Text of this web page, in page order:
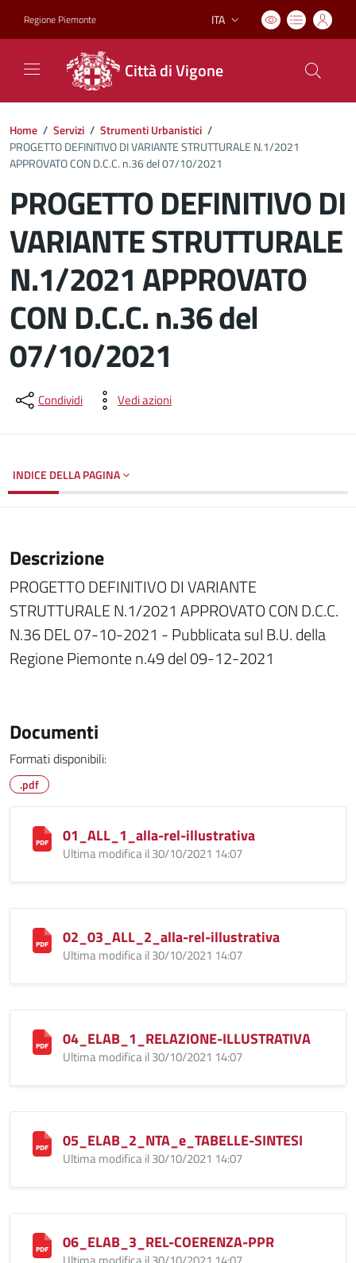
Regione Piemonte Lingua attiva:
ITA
Città di Vigone
Home / Servizi / Strumenti Urbanistici /
PROGETTO DEFINITIVO DI VARIANTE STRUTTURALE N.1/2021
APPROVATO CON D.C.C. n.36 del 07/10/2021
PROGETTO DEFINITIVO DI
VARIANTE STRUTTURALE
N.1/2021 APPROVATO
CON D.C.C. n.36 del
07/10/2021
Dettagli del documento
Condividi Vedi azioni
INDICE DELLA PAGINA
Descrizione
PROGETTO DEFINITIVO DI VARIANTE
STRUTTURALE N.1/2021 APPROVATO CON D.C.C.
N.36 DEL 07-10-2021 - Pubblicata sul B.U. della
Regione Piemonte n.49 del 09-12-2021
Documenti
Formati disponibili:
.pdf
01_ALL_1_alla-rel-illustrativa
Ultima modifica il 30/10/2021 14:07
02_03_ALL_2_alla-rel-illustrativa
Ultima modifica il 30/10/2021 14:07
04_ELAB_1_RELAZIONE-ILLUSTRATIVA
Ultima modifica il 30/10/2021 14:07
05_ELAB_2_NTA_e_TABELLE-SINTESI
Ultima modifica il 30/10/2021 14:07
06_ELAB_3_REL-COERENZA-PPR